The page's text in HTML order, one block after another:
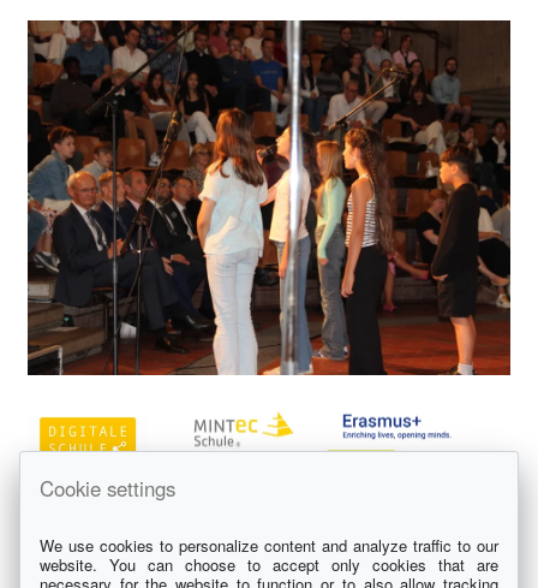
Cookie settings
We use cookies to personalize content and analyze traffic to our
website. You can choose to accept only cookies that are